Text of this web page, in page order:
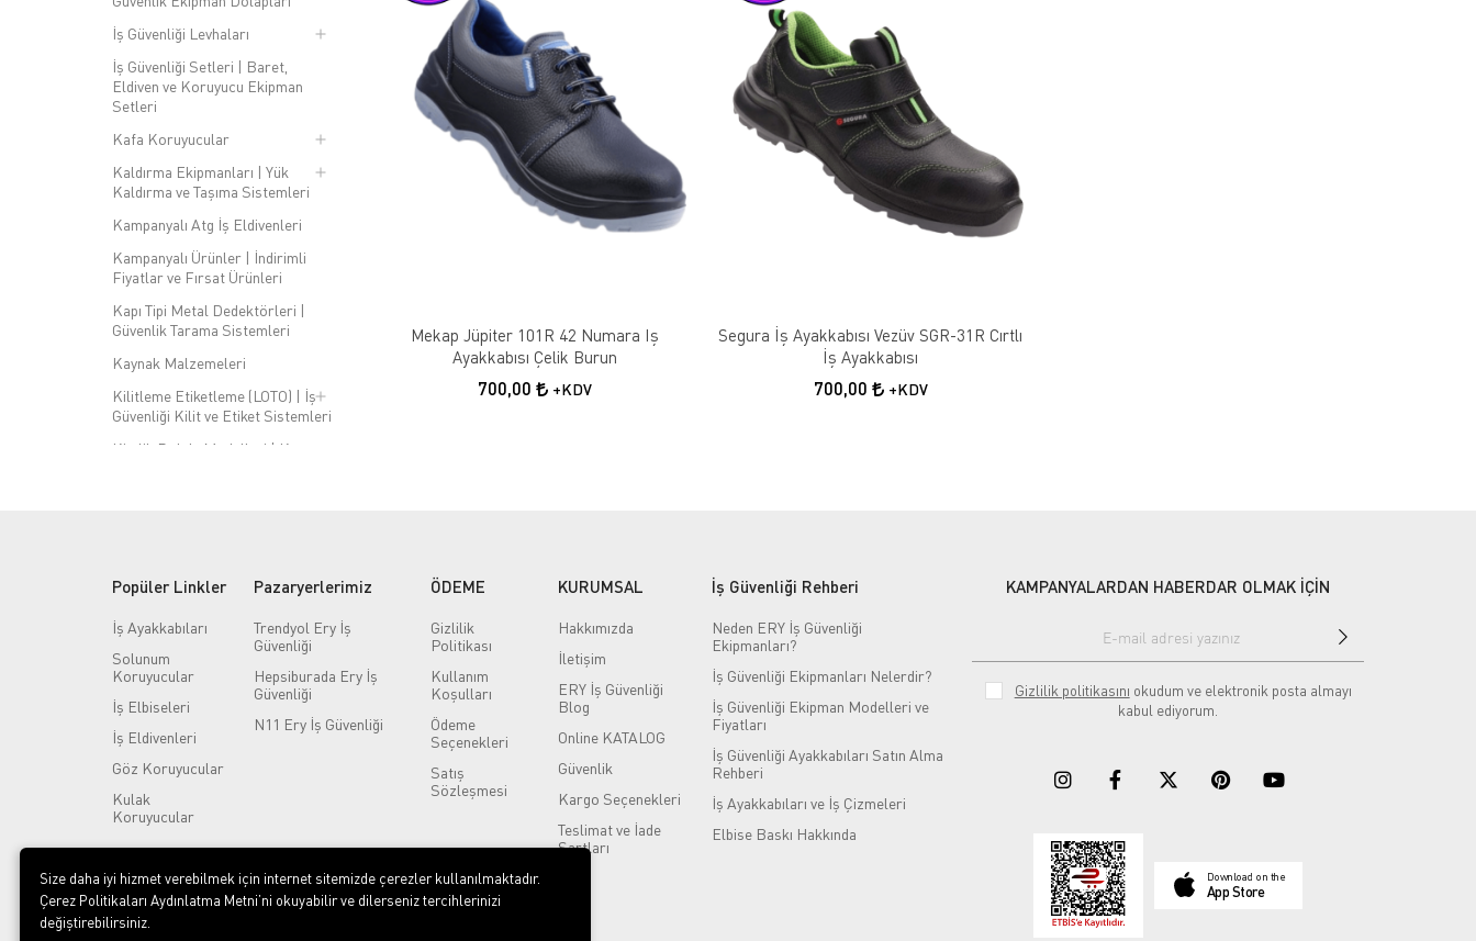
İş Güvenliği Levhaları
İş Güvenliği Setleri | Baret,
Eldiven ve Koruyucu Ekipman
Setleri
Kafa Koruyucular
Kaldırma Ekipmanları | Yük
Kaldırma ve Taşıma Sistemleri
Kampanyalı Atg İş Eldivenleri
Kampanyalı Ürünler | İndirimli
Fiyatlar ve Fırsat Ürünleri
Kapı Tipi Metal Dedektörleri |
Güvenlik Tarama Sistemleri
Kaynak Malzemeleri
Kilitleme Etiketleme (LOTO) | İş
Güvenliği Kilit ve Etiket Sistemleri
Kimlik Dolabı Modelleri | Kart ve
Sigara Küllükleri
Medikal Sabo Terlik
Outdoor & Deniz Ürünleri | Kamp,
Deniz ve Su Sporları Ekipmanları
Oy Verme Kabinleri | Seçim ve
Sandık Kabin Modelleri
Posta Kutusu Modelleri |
Apartman ve Bina Posta Kutuları
Softshell Ürünler | Rüzgar ve Su
Geçirmez İş Kıyafetleri
Solunum Koruyucular
Mekap Jüpiter 101R 42 Numara Iş
Ayakkabısı Çelik Burun
700,00 +KDV
Segura İş Ayakkabısı Vezüv SGR-31R Cırtlı
İş Ayakkabısı
700,00 +KDV
Popüler Linkler
İş Ayakkabıları
Solunum
Koruyucular
İş Elbiseleri
İş Eldivenleri
Göz Koruyucular
Kulak
Koruyucular
Pazaryerlerimiz
Trendyol Ery İş
Güvenliği
Hepsiburada Ery İş
Güvenliği
N11 Ery İş Güvenliği
ÖDEME
Gizlilik
Politikası
Kullanım
Koşulları
Ödeme
Seçenekleri
Satış
Sözleşmesi
KURUMSAL
Hakkımızda
İletişim
ERY İş Güvenliği
Blog
Online KATALOG
Güvenlik
Kargo Seçenekleri
Teslimat ve İade
Şartları
İş Güvenliği Rehberi
Neden ERY İş Güvenliği
Ekipmanları?
İş Güvenliği Ekipmanları Nelerdir?
İş Güvenliği Ekipman Modelleri ve
Fiyatları
İş Güvenliği Ayakkabıları Satın Alma
Rehberi
İş Ayakkabıları ve İş Çizmeleri
Elbise Baskı Hakkında
KAMPANYALARDAN HABERDAR OLMAK İÇİN
Gizlilik politikasını okudum ve elektronik posta almayı
kabul ediyorum.
Download on the
App Store
Size daha iyi hizmet verebilmek için internet sitemizde çerezler kullanılmaktadır.
Çerez Politikaları Aydınlatma Metni’ni okuyabilir ve dilerseniz tercihlerinizi
değiştirebilirsiniz.